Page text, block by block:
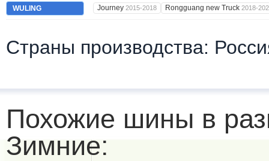
WULING Journey 2015-2018 Rongguang new Truck 2018-
Страны производства:
Похожие шины в
Зимние: